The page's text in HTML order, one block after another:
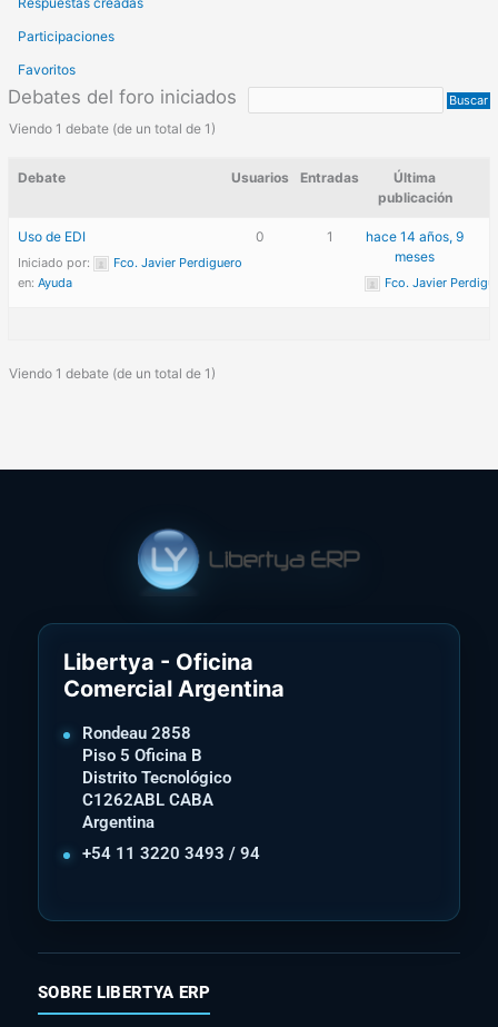
Participaciones
Favoritos
Debates del foro iniciados
Viendo 1 debate (de un total de 1)
Debate Usuarios Entradas
Última
publicación
Uso de EDI
Iniciado por:
Fco. Javier Perdiguero
en:Ayuda
0 1
hace 14 años, 9
meses
Fco. Javier
Viendo 1 debate (de un total de 1)
Libertya - Oficina
Comercial Argentina
Rondeau 2858
Piso 5 Oficina B
Distrito Tecnológico
C1262ABL CABA
Argentina
+54 11 3220 3493 / 94
SOBRE LIBERTYA ERP